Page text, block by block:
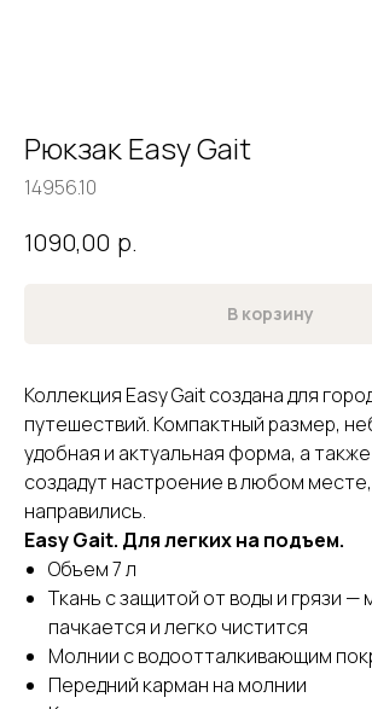
Рюкзак Easy Gait
14956.10
1090,00 р.
В корзину
Коллекция Easy Gait создана для
путешествий. Компактный размер,
удобная и актуальная форма, а
создадут настроение в любом месте,
направились.
Easy Gait. Для легких на подъем.
Объем 7 л
Ткань с защитой от воды и грязи —
пачкается и легко чистится
Молнии с водоотталкивающим
Передний карман на молнии